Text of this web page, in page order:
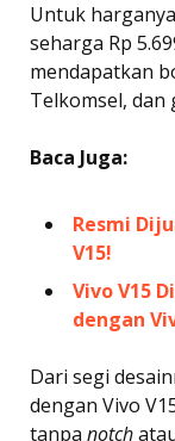
Untuk
seharga Rp
mendapatkan
Telkomsel, dan
Baca Juga:
Resmi
V15!
Vivo V15
dengan
Dari segi
dengan Vivo
tanpa notch